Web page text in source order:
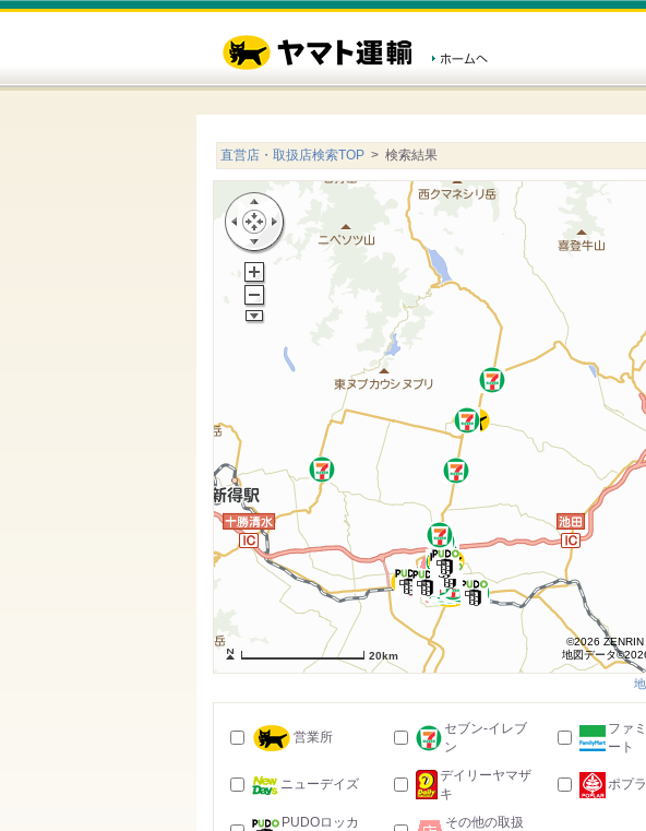
直営店・取扱店検索TOP > 検索結果
20km
©2026 ZENRIN
地図データ
営業所
セブン-イレブ
ン
ファ
ート
ニューデイズ
デイリーヤマザ
キ
ポプラ
PUDOロッカ
その他の取扱